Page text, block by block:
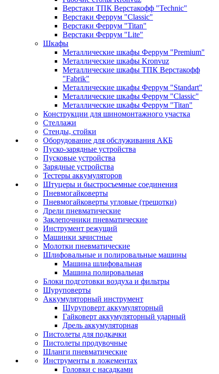
Верстаки ТПК Верстакофф "Technic"
Верстаки Феррум "Classic"
Верстаки Феррум "Titan"
Верстаки Феррум "Lite"
Шкафы
Металлические шкафы Феррум "Premium"
Металлические шкафы Kronvuz
Металлические шкафы ТПК Верстакофф
"Fabrik"
Металлические шкафы Феррум "Standart"
Металлические шкафы Феррум "Classic"
Металлические шкафы Феррум "Titan"
Конструкции для шиномонтажного участка
Стеллажи
Стенды, стойки
Оборудование для обслуживания АКБ
Пуско-зарядные устройства
Пусковые устройства
Зарядные устройства
Тестеры аккумуляторов
Штуцеры и быстросъемные соединения
Пневмогайковерты
Пневмогайковерты угловые (трещотки)
Дрели пневматические
Заклепочники пневматические
Инструмент режущий
Машинки зачистные
Молотки пневматические
Шлифовальные и полировальные машины
Машина шлифовальная
Машина полировальная
Блоки подготовки воздуха и фильтры
Шуруповерты
Аккумуляторный инструмент
Шуруповерт аккумуляторный
Гайковерт аккумуляторный ударный
Дрель аккумуляторная
Пистолеты для подкачки
Пистолеты продувочные
Шланги пневматические
Инструменты в ложементах
Головки с насадками